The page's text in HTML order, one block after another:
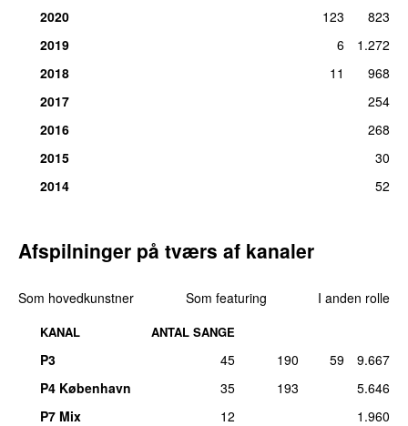
Livet
2
Fremad
1
Langsomt
1
30. Stop mig
30. Vi bevæger os
1
2020
123
823
2019
6
1.272
2018
11
968
2017
254
2016
268
2015
30
2014
52
Afspilninger på tværs af kanaler
Som hovedkunstner Som featuring I anden rolle
KANAL ANTAL SANGE
P3 45 190 59
9.667
P4 København
35 193
5.646
P7 Mix
12
1.960